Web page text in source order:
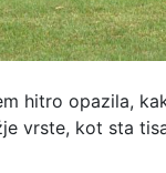
hitro opazila,
vrste, kot sta